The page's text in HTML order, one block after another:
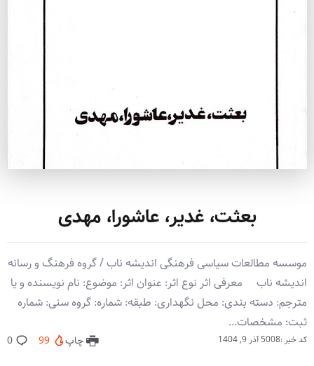
بعثت، غدیر، عاشورا، مهدی
موسسه مطالعات سیاسی فرهنگی اندیشه ناب / گروه فرهنگ و رسانه
اندیشه ناب معرفی اثر نوع اثر: عنوان اثر: موضوع: نام نویسنده و یا
مترجم: دسته بندی: محل نگهداری: طبقه: شماره: گروه سنی: شماره
ثبت: مشخصات...
کد خبر :5008 آذر 9, 1404 چاپ 99
0